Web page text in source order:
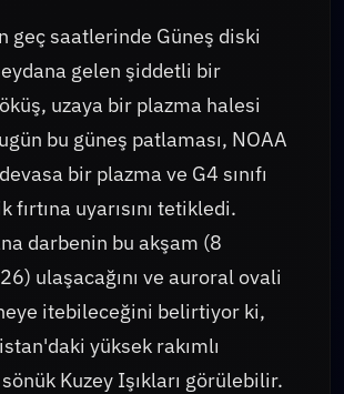
geç saatlerinde Güneş diski
gelen şiddetli bir
uzaya bir plazma halesi
bu güneş patlaması, NOAA
bir plazma ve G4 sınıfı
fırtına uyarısını tetikledi.
darbenin bu akşam (8
ulaşacağını ve auroral ovali
itebileceğini belirtiyor ki,
yüksek rakımlı
Kuzey Işıkları görülebilir.